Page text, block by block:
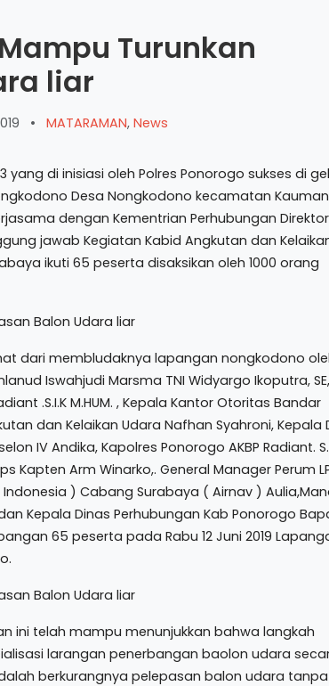
Turunkan
liar
• MATARAMAN, News
di inisiasi oleh Polres Ponorogo sukses di
Desa Nongkodono kecamatan Kauman
dengan Kementrian Perhubungan
jawab Kegiatan Kabid Angkutan dan
ikuti 65 peserta disaksikan oleh 1000 orang
dari membludaknya lapangan nongkodono
Iswahjudi Marsma TNI Widyargo Ikoputra, SE,
.S.I.K M.HUM. , Kepala Kantor Otoritas Bandar
dan Kelaikan Udara Nafhan Syahroni, Kepala
IV Andika, Kapolres Ponorogo AKBP Radiant.
Kapten Arm Winarko,. General Manager Perum
) Cabang Surabaya ( Airnav )
Kepala Dinas Perhubungan Kab Ponorogo
65 peserta pada Rabu 12 Juni 2019
ini telah mampu menunjukkan bahwa langkah
larangan penerbangan baolon udara
berkurangnya pelepasan balon udara tanpa